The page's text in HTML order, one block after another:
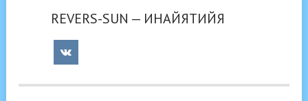
REVERS-SUN — ИНАЙЯТИЙЯ